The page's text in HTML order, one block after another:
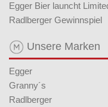
Egger Bier launcht
Radlberger Gewinnspiel
Unsere Marken
Egger
Granny´s
Radlberger